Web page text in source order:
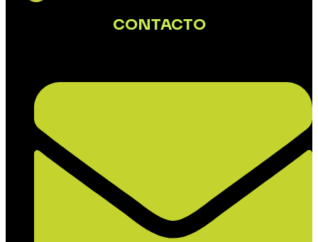
CONTACTO